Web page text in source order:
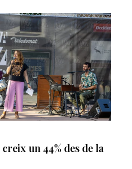
un 44% des de la